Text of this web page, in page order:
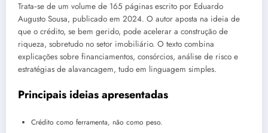
Trata‑se de um volume de 165 páginas escrito por Eduardo
Augusto Sousa, publicado em 2024. O autor aposta na ideia de
que o crédito, se bem gerido, pode acelerar a construção de
riqueza, sobretudo no setor imobiliário. O texto combina
explicações sobre financiamentos, consórcios, análise de risco e
estratégias de alavancagem, tudo em linguagem simples.
Principais ideias apresentadas
Crédito como ferramenta, não como peso.